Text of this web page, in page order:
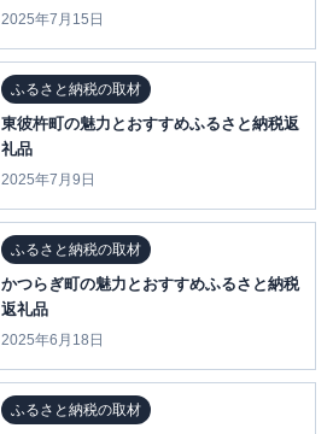
2025年7月15日
ふるさと納税の取材
東彼杵町の魅力とおすすめふるさと納税返
礼品
2025年7月9日
ふるさと納税の取材
かつらぎ町の魅力とおすすめふるさと納税
返礼品
2025年6月18日
ふるさと納税の取材